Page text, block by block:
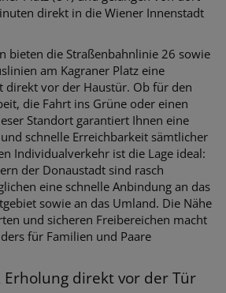
direkt in die Wiener Innenstadt
bieten die Straßenbahnlinie 26 sowie
am Kagraner Platz eine
vor der Haustür. Ob für den
die Fahrt ins Grüne oder einen
Standort garantiert Ihnen eine
schnelle Erreichbarkeit sämtlicher
Individualverkehr ist die Lage ideal:
der Donaustadt sind rasch
eine schnelle Anbindung an das
sowie an das Umland. Die Nähe
und sicheren Freibereichen macht
für Familien und Paare
Erholung direkt vor der Tür